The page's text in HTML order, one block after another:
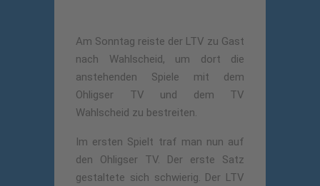
Am Sonntag reiste der LTV zu Gast
nach Wahlscheid, um dort die
anstehenden Spiele mit dem
Ohligser TV und dem TV
Wahlscheid zu bestreiten.
Im ersten Spielt traf man nun auf
den Ohligser TV. Der erste Satz
gestaltete sich schwierig. Der LTV